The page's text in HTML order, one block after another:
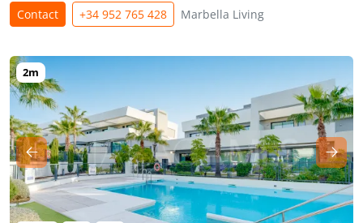
Contact +34 952 765 428 Marbella Living